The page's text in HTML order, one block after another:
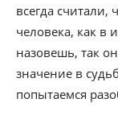
всегда
человека, как в
назовешь, так
значение в
попытаемся